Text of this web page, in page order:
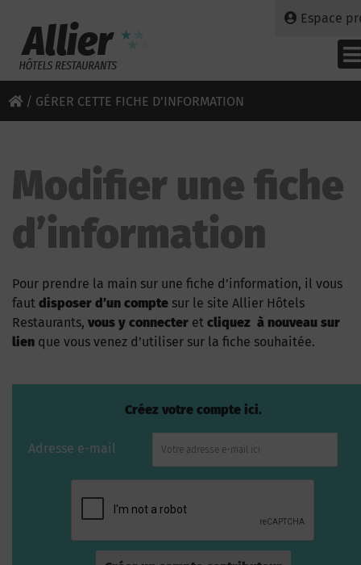
Espace
/ GÉRER CETTE FICHE D’INFORMATION
Modifier une fiche
d’information
Pour prendre la main sur une fiche d’information, il vous
faut disposer d’un compte sur le site Allier Hôtels
Restaurants, vous y connecter et cliquez à nouveau sur
lien que vous venez d’utiliser sur la fiche souhaitée.
Créez votre compte ici.
Adresse e-mail